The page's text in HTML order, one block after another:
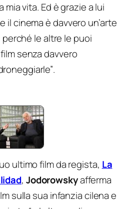
vita. Ed è grazie a lui
il cinema è davvero un’arte
le altre le puoi
senza davvero
.
ultimo film da regista, La
, Jodorowskyafferma
sulla sua infanzia cilena e